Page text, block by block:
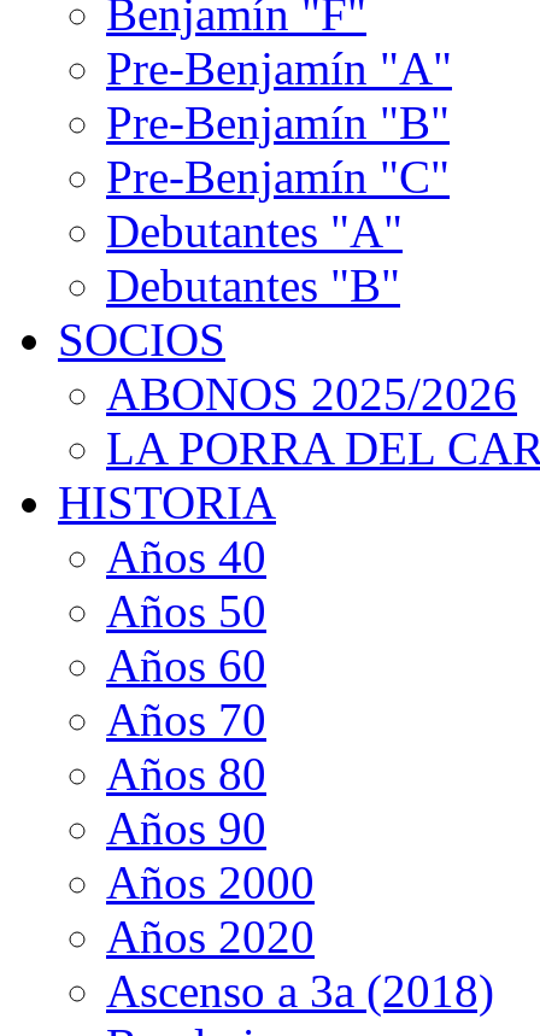
Benjamín "F"
Pre-Benjamín "A"
Pre-Benjamín "B"
Pre-Benjamín "C"
Debutantes "A"
Debutantes "B"
SOCIOS
ABONOS 2025/2026
LA PORRA DEL
HISTORIA
Años 40
Años 50
Años 60
Años 70
Años 80
Años 90
Años 2000
Años 2020
Ascenso a 3a (2018)